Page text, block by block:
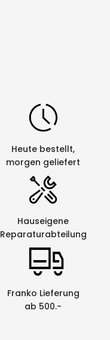
Heute bestellt,
morgen geliefert
Hauseigene
Reparaturabteilung
Franko Lieferung
ab 500.-